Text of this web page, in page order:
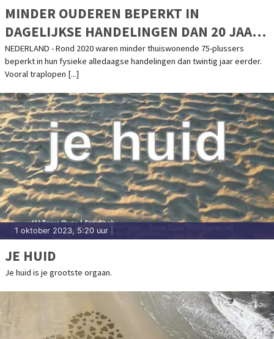
MINDER OUDEREN BEPERKT IN
DAGELIJKSE HANDELINGEN DAN 20 JAAR
GELEDEN
NEDERLAND - Rond 2020 waren minder thuiswonende 75-plussers
beperkt in hun fysieke alledaagse handelingen dan twintig jaar eerder.
Vooral traplopen [...]
1 oktober 2023, 5:20 uur
JE HUID
Je huid is je grootste orgaan.